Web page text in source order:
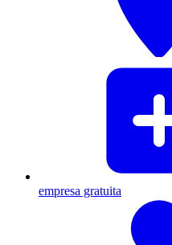
empresa gratuita